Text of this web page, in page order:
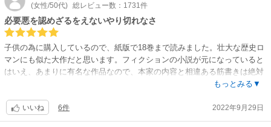
作画が美麗過ぎる作品は、視覚に頼って内容が薄いものが多いように思い
ますが、この作品は本当に内容がしっかり作り込まれていますので、シャ
ーロック・ホームズの原作ファンの方も十分楽しめると思います！！
作品中のモリアーティ教授の如く、見た目も中身も完璧な作品です♦！！
のシャーロックだったら間違いなく私は シャーロキアンになってたと思
います(笑)こんなカッコイイ シャーロック 他所で知らないです。まだ
続読中です。既刊本まとめて一気に読めるなんて贅沢 ありがとうござい
ます。♠ ♠ ♠ 追記……１９巻読破。 完結してました。淋しーい。少
年マンガは 神マンガ多いからランキングに入り難いのかなー？もっとｺﾐ
ｯｸｼｰﾓｱで 評価されて欲しい作品です。少女漫画枠だったら常にランキン
グに入ってると思えますが…。ストーリーも面白い。美麗画に＋躍動感も
の如く飛び出してくる。コマの隅々まで眼福です??
(女性/50代) 総レビュー数：1731件
必要悪を認めざるをえないやり切れなさ
子供の為に購入しているので、紙版で18巻まで読みました。壮大な歴史ロ
マンにも似た大作だと思います。フィクションの小説が元になっていると
はいえ、あまりに有名な作品なので、本家の内容と相違ある筋書きは絶対
にNGのはずです。そんな風に制約のある中で、シャーロック・ホームズ
ーが斬新で、犯罪卿・アイリーン＝アドラー・ジェームス＝ボンドなどの
人物設定とストーリー展開などは、正にストーリーテラーと言えると思い
もっとみる▼
いいね 6件 2022年9月29日